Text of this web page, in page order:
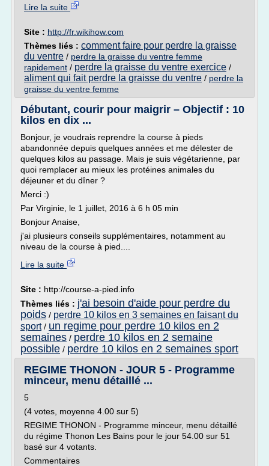
Lire la suite
Site : http://fr.wikihow.com
Thèmes liés : comment faire pour perdre la graisse
du ventre / perdre la graisse du ventre femme
rapidement / perdre la graisse du ventre exercice /
aliment qui fait perdre la graisse du ventre / perdre la
graisse du ventre femme
Débutant, courir pour maigrir – Objectif : 10
kilos en dix ...
Bonjour, je voudrais reprendre la course à pieds
abandonnée depuis quelques années et me délester de
quelques kilos au passage. Mais je suis végétarienne, par
quoi remplacer au mieux les protéines animales du
déjeuner et du dîner ?
Merci :)
Par Virginie, le 1 juillet, 2016 à 6 h 05 min
Bonjour Anaise,
j'ai plusieurs conseils supplémentaires, notamment au
niveau de la course à pied....
Lire la suite
Site : http://course-a-pied.info
Thèmes liés : j'ai besoin d'aide pour perdre du
poids / perdre 10 kilos en 3 semaines en faisant du
sport/ un regime pour perdre 10 kilos en 2
semaines / perdre 10 kilos en 2 semaine
possible / perdre 10 kilos en 2 semaines sport
REGIME THONON - JOUR 5 - Programme
minceur, menu détaillé ...
5
(4 votes, moyenne 4.00 sur 5)
REGIME THONON - Programme minceur, menu détaillé
du régime Thonon Les Bains pour le jour 54.00 sur 51
basé sur 4 votants.
Commentaires